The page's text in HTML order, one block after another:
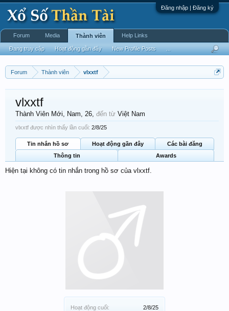
Đăng nhập | Đăng ký
Forum Thành viên vlxxtf
Hoạt động cuối:
2/8/25
vlxxtf
Thành Viên Mới, Nam, 26, đến từ Việt Nam
vlxxtf được nhìn thấy lần cuối: 2/8/25
Tin nhắn hồ sơ Hoạt động gần đây
Các bài đăng
Thông tin
Awards
Hiện tại không có tin nhắn trong hồ sơ của vlxxtf.
Forum Media Thành viên
Đang truy cập Hoạt động gần đây New Profile Posts
Help Links